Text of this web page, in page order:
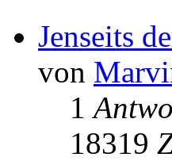
Jenseits
von
1
18319